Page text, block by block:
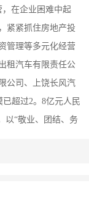
在企业困难中起
紧紧抓住房地产投
管理等多元化经营
租汽车有限责任公
公司、上饶长风汽
超过2。8亿元人民
以“敬业、团结、务
区，投资5000万
、沿街店面、综合